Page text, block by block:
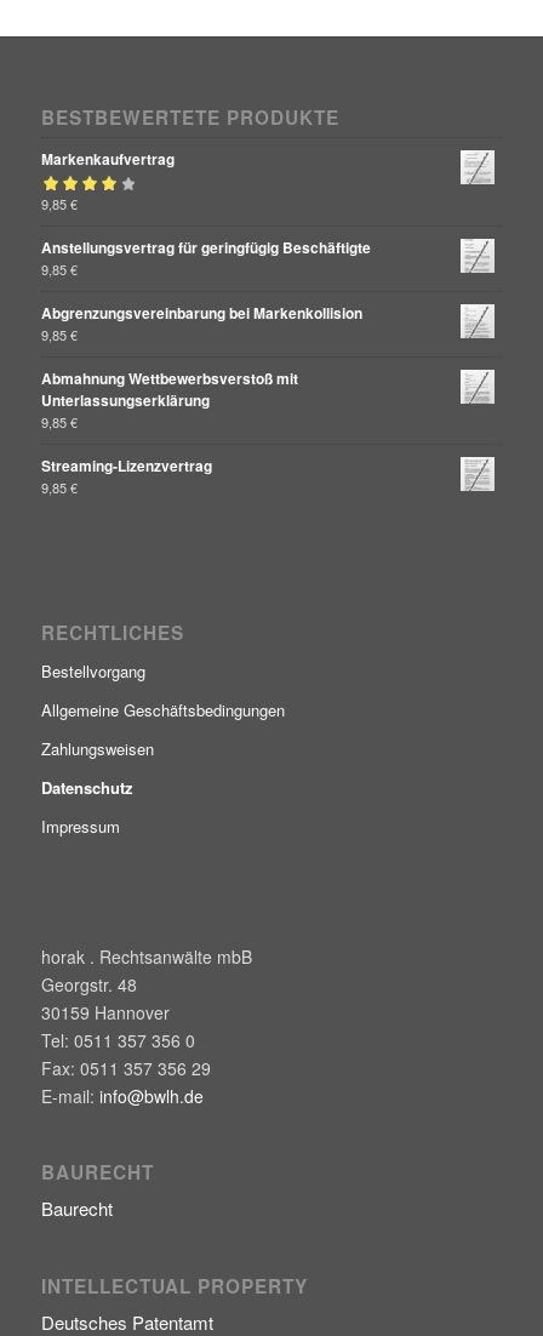
BESTBEWERTETE PRODUKTE
Markenkaufvertrag
Bewertet mit
9,85€
Anstellungsvertrag für geringfügig Beschäftigte
9,85€
Abgrenzungsvereinbarung bei Markenkollision
9,85€
Abmahnung Wettbewerbsverstoß mit
Unterlassungserklärung
9,85€
Streaming-Lizenzvertrag
9,85€
RECHTLICHES
Bestellvorgang
Allgemeine Geschäftsbedingungen
Zahlungsweisen
Datenschutz
Impressum
horak . Rechtsanwälte mbB
Georgstr. 48
30159 Hannover
Tel: 0511 357 356 0
Fax: 0511 357 356 29
E-mail: info@bwlh.de
BAURECHT
Baurecht
INTELLECTUAL PROPERTY
Deutsches Patentamt